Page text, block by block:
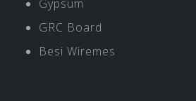
Gypsum
GRC Board
Besi Wiremes